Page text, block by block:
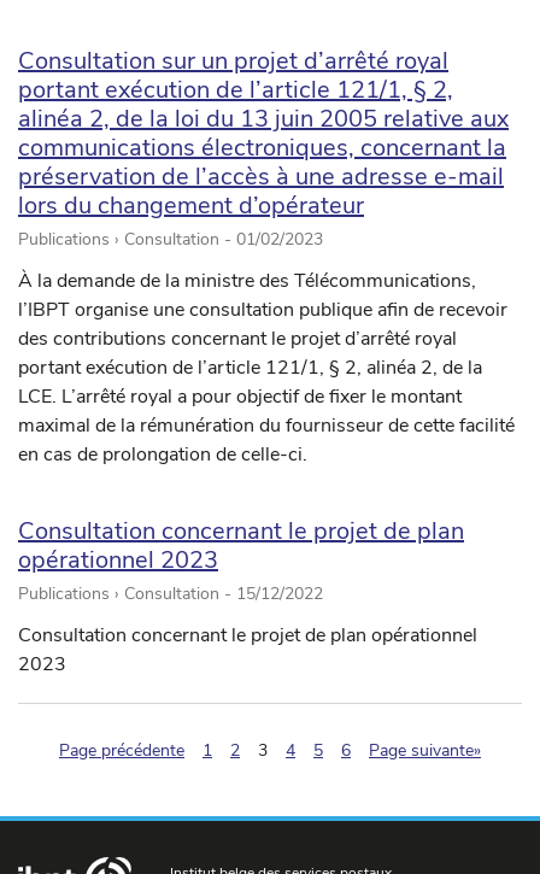
Consultation sur un projet d’arrêté royal
portant exécution de l’article 121/1, § 2,
alinéa 2, de la loi du 13 juin 2005 relative aux
communications électroniques, concernant la
préservation de l’accès à une adresse e-mail
lors du changement d’opérateur
Publications › Consultation - 01/02/2023
À la demande de la ministre des Télécommunications,
l’IBPT organise une consultation publique afin de recevoir
des contributions concernant le projet d’arrêté royal
portant exécution de l’article 121/1, § 2, alinéa 2, de la
LCE. L’arrêté royal a pour objectif de fixer le montant
maximal de la rémunération du fournisseur de cette facilité
en cas de prolongation de celle-ci.
Consultation concernant le projet de plan
opérationnel 2023
Publications › Consultation - 15/12/2022
Consultation concernant le projet de plan opérationnel
2023
Page précédente 1 2 3(pagination.current)
4 5 6 Page suivante»